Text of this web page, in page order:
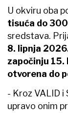
U okviru oba
tisuća do
sredstava.
8. lipnja
započinju 15.
otvorena do
- Kroz VALID
upravo onim